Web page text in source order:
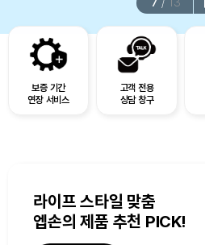
7 / 13
보증 기간
연장 서비스
고객 전용
상담 창구
라이프 스타일 맞춤
엡손의 제품 추천 PICK!